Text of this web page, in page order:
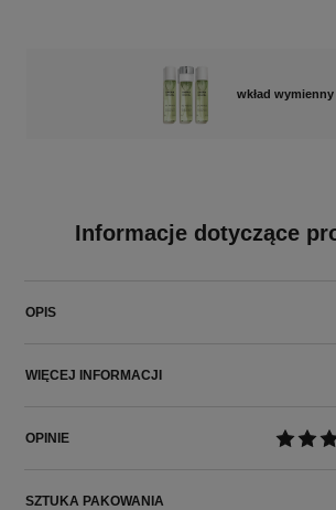
wkład wymienny
Informacje dotyczące
OPIS
WIĘCEJ INFORMACJI
OPINIE
SZTUKA PAKOWANIA